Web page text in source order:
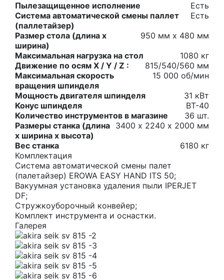
Пылезащищенное исполнение
Есть
Система автоматической смены паллет
(паллетайзер)
Есть
Размер стола (длина х
ширина)
950 мм x 480 мм
Максимальная нагрузка на стол
1080 кг
Движение по осям X / Y / Z :
815/540/560 мм
Максимальная скорость
вращения шпинделя
15 000 об/мин
Мощность двигателя шпинделя
31 кВт
Конус шпинделя
ВТ-40
Количество инструментов в магазине
36 шт.
Размеры станка (длина
х ширина х высота)
3400 х 2240 х 2000 мм
Вес станка
6180 кг
Комплектация
Система автоматической смены палет
(палетайзер) EROWA EASY HAND ITS 50;
Вакуумная установка удаления пыли IPERJET
DF;
Стружкоуборочный конвейер;
Комплект инструмента и оснастки.
Галерея